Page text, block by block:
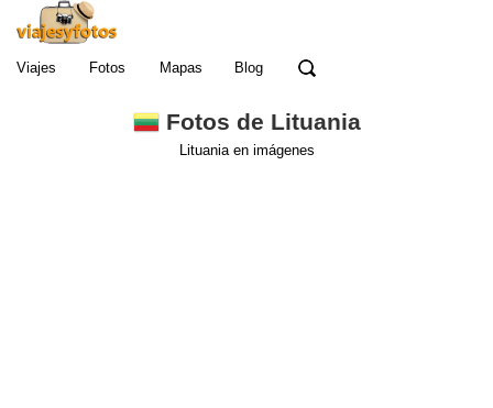
Viajes Fotos Mapas Blog
Fotos de Lituania
Lituania en imágenes